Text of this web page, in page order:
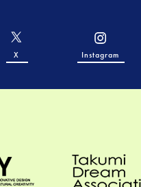
X Instagram